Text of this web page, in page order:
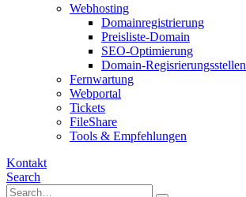
Webhosting
Domainregistrierung
Preisliste-Domain
SEO-Optimierung
Domain-Regisrierungsstellen
Fernwartung
Webportal
Tickets
FileShare
Tools & Empfehlungen
Kontakt
Search